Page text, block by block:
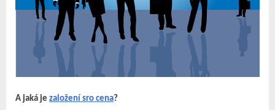
A jaká je založení sro cena?